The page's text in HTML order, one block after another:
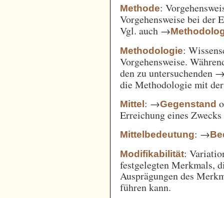
Methode:
Vorgehensweise bei der
Vgl. auch →
Methodologie:
Vorgehensweise.
den zu untersuchenden
die Methodologie mit
Mittel: →Gegenstand
Erreichung eines
Mittelbedeutung: →
Modifikabilität:
festgelegten Merkmals,
Ausprägungen des
führen kann.